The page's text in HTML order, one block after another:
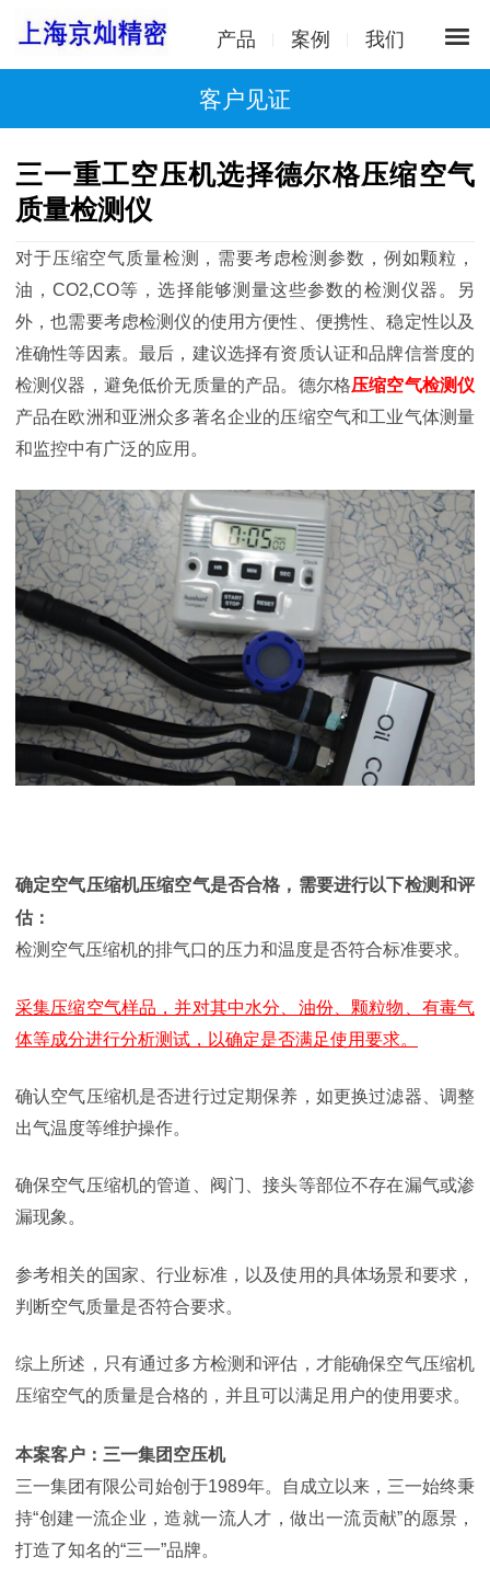
产品 案例 我们
客户见证
三一重工空压机选择德尔格压缩空气
质量检测仪
对于压缩空气质量检测，需要考虑检测参数，例如颗粒，
油，CO2,CO等，选择能够测量这些参数的检测仪器。另
外，也需要考虑检测仪的使用方便性、便携性、稳定性以及
准确性等因素。最后，建议选择有资质认证和品牌信誉度的
检测仪器，避免低价无质量的产品。德尔格压缩空气检测仪
产品在欧洲和亚洲众多著名企业的压缩空气和工业气体测量
和监控中有广泛的应用。
确定空气压缩机压缩空气是否合格，需要进行以下检测和评
估：
检测空气压缩机的排气口的压力和温度是否符合标准要求。
采集压缩空气样品，并对其中水分、油份、颗粒物、有毒气
体等成分进行分析测试，以确定是否满足使用要求。
确认空气压缩机是否进行过定期保养，如更换过滤器、调整
出气温度等维护操作。
确保空气压缩机的管道、阀门、接头等部位不存在漏气或渗
漏现象。
参考相关的国家、行业标准，以及使用的具体场景和要求，
判断空气质量是否符合要求。
综上所述，只有通过多方检测和评估，才能确保空气压缩机
压缩空气的质量是合格的，并且可以满足用户的使用要求。
本案客户：三一集团空压机
三一集团有限公司始创于1989年。自成立以来，三一始终秉
持“创建一流企业，造就一流人才，做出一流贡献”的愿景，
打造了知名的“三一”品牌。